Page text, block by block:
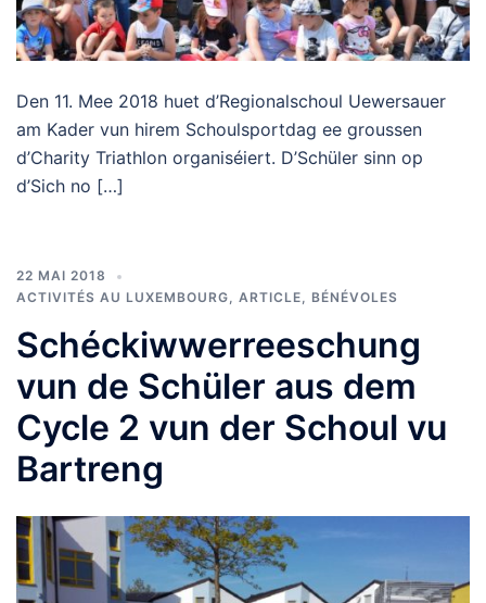
Den 11. Mee 2018 huet d’Regionalschoul Uewersauer
am Kader vun hirem Schoulsportdag ee groussen
d’Charity Triathlon organiséiert. D’Schüler sinn op
d’Sich no […]
22 MAI 2018
ACTIVITÉS AU LUXEMBOURG, ARTICLE, BÉNÉVOLES
Schéckiwwerreeschung
vun de Schüler aus dem
Cycle 2 vun der Schoul vu
Bartreng